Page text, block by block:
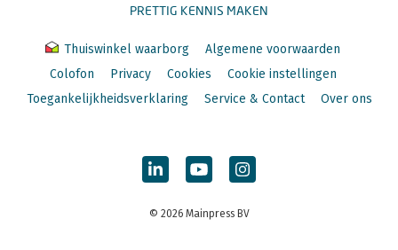
PRETTIG KENNIS MAKEN
Thuiswinkel waarborg
Algemene voorwaarden
Colofon
Privacy Cookies
Cookie instellingen
Toegankelijkheidsverklaring
Service & Contact Over ons
© 2026 Mainpress BV